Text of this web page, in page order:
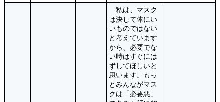
私は、マスク
は決して体にい
いものではない
と考えています
から、必要でな
い時はすぐには
ずしてほしいと
思います。もっ
とみんながマス
クは「必要悪」